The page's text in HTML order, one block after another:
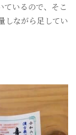
ているので、そこ
しながら足してい